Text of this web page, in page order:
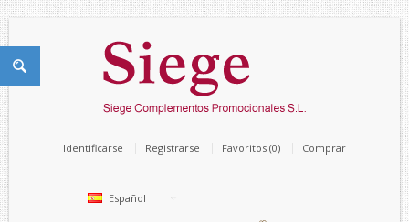
Español
Identificarse Registrarse Favoritos (0) Comprar